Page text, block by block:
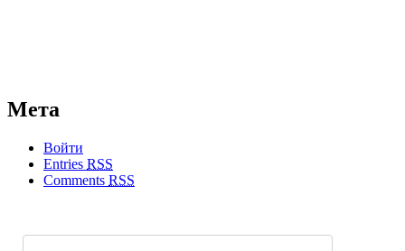
Мета
Войти
Entries RSS
Comments RSS